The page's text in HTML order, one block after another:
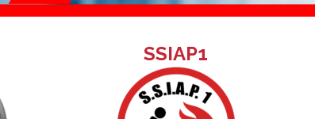
SSIAP1